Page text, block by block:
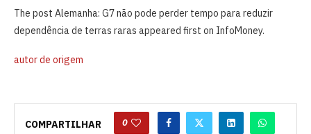
The post Alemanha: G7 não pode perder tempo para reduzir
dependência de terras raras appeared first on InfoMoney.
autor de origem
COMPARTILHAR 0